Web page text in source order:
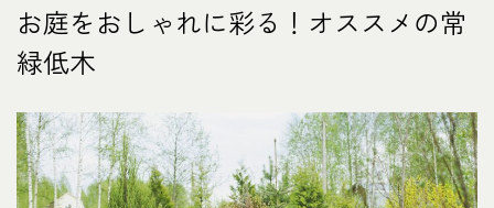
お庭をおしゃれに彩る！オススメの常
緑低木